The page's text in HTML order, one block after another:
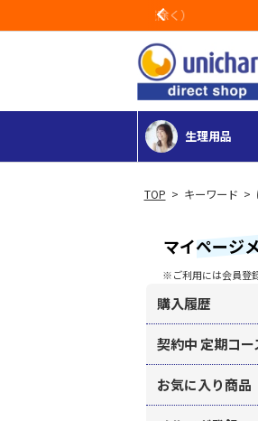
Previous
生理用品
> キーワード >
マイページ
※ご利用には会員登
購入履歴
契約中 定期コー
お気に入り商品